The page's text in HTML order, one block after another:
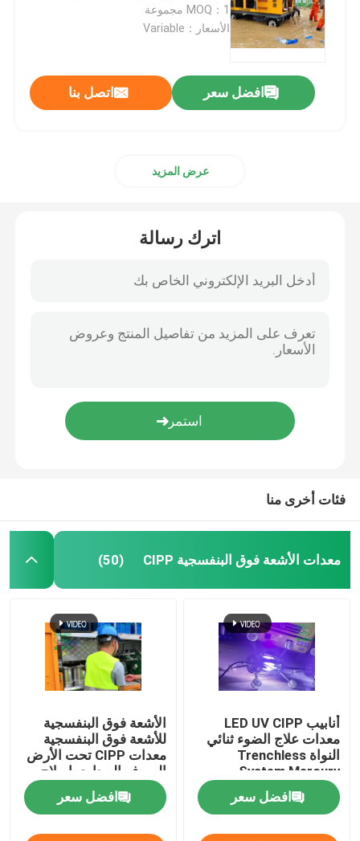
MOQ：1 مجموعة
الأسعار：Variable
افضل سعر اتصل بنا
عرض المزيد
اترك رسالة
فئات أخرى منا
معدات الأشعة فوق البنفسجية CIPP (50)
أنابيب LED UV CIPP
معدات علاج الضوء ثنائي
النواة Trenchless
System Mercury
Technology
افضل سعر
الأشعة فوق البنفسجية
للأشعة فوق البنفسجية
معدات CIPP تحت الأرض
الصرف المجاري إصلاح
خط أنابيب الصرف
افضل سعر